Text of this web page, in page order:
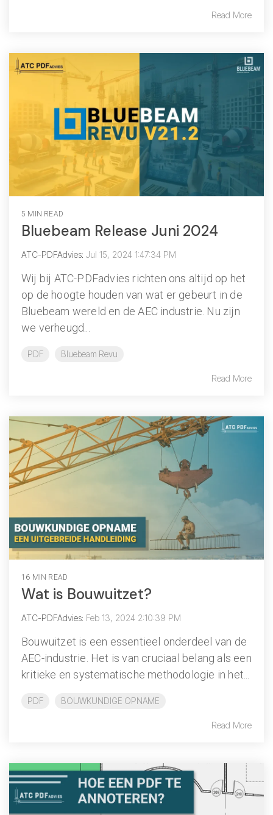
Read More
5 MIN READ
Bluebeam Release Juni 2024
ATC-PDFAdvies: Jul 15, 2024 1:47:34 PM
Wij bij ATC-PDFadvies richten ons altijd op het
op de hoogte houden van wat er gebeurt in de
Bluebeam wereld en de AEC industrie. Nu zijn
we verheugd...
PDF Bluebeam Revu
Read More
16 MIN READ
Wat is Bouwuitzet?
ATC-PDFAdvies: Feb 13, 2024 2:10:39 PM
Bouwuitzet is een essentieel onderdeel van de
AEC-industrie. Het is van cruciaal belang als een
kritieke en systematische methodologie in het...
PDF BOUWKUNDIGE OPNAME
Read More